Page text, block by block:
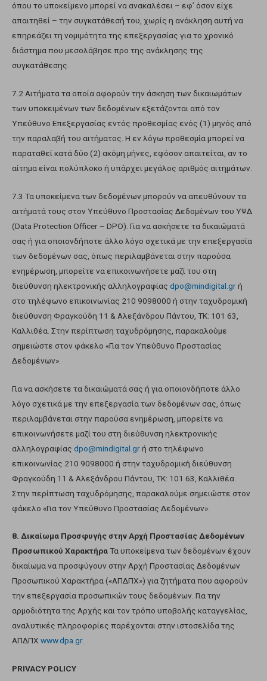
όπου το υποκείμενο μπορεί να ανακαλέσει – εφ’ όσον είχε
απαιτηθεί – την συγκατάθεσή του, χωρίς η ανάκληση αυτή να
επηρεάζει τη νομιμότητα της επεξεργασίας για το χρονικό
διάστημα που μεσολάβησε προ της ανάκλησης της
συγκατάθεσης.
7.2 Αιτήματα τα οποία αφορούν την άσκηση των δικαιωμάτων
των υποκειμένων των δεδομένων εξετάζονται από τον
Υπεύθυνο Επεξεργασίας εντός προθεσμίας ενός (1) μηνός από
την παραλαβή του αιτήματος. Η εν λόγω προθεσμία μπορεί να
παραταθεί κατά δύο (2) ακόμη μήνες, εφόσον απαιτείται, αν το
αίτημα είναι πολύπλοκο ή υπάρχει μεγάλος αριθμός αιτημάτων.
7.3 Τα υποκείμενα των δεδομένων μπορούν να απευθύνουν τα
αιτήματά τους στον Υπεύθυνο Προστασίας Δεδομένων του ΥΨΔ
(Data Protection Officer – DPO). Για να ασκήσετε τα δικαιώματά
σας ή για οποιονδήποτε άλλο λόγο σχετικά με την επεξεργασία
των δεδομένων σας, όπως περιλαμβάνεται στην παρούσα
ενημέρωση, μπορείτε να επικοινωνήσετε μαζί του στη
διεύθυνση ηλεκτρονικής αλληλογραφίας dpo@mindigital.grή
στο τηλέφωνο επικοινωνίας 210 9098000 ή στην ταχυδρομική
διεύθυνση Φραγκούδη 11 & Αλεξάνδρου Πάντου, ΤΚ: 101 63,
Καλλιθέα. Στην περίπτωση ταχυδρόμησης, παρακαλούμε
σημειώστε στον φάκελο «Για τον Υπεύθυνο Προστασίας
Δεδομένων».
Για να ασκήσετε τα δικαιώματά σας ή για οποιονδήποτε άλλο
λόγο σχετικά με την επεξεργασία των δεδομένων σας, όπως
περιλαμβάνεται στην παρούσα ενημέρωση, μπορείτε να
επικοινωνήσετε μαζί του στη διεύθυνση ηλεκτρονικής
αλληλογραφίας dpo@mindigital.grή στο τηλέφωνο
επικοινωνίας 210 9098000 ή στην ταχυδρομική διεύθυνση
Φραγκούδη 11 & Αλεξάνδρου Πάντου, ΤΚ: 101 63, Καλλιθέα.
Στην περίπτωση ταχυδρόμησης, παρακαλούμε σημειώστε στον
φάκελο «Για τον Υπεύθυνο Προστασίας Δεδομένων».
8. Δικαίωμα Προσφυγής στην Αρχή Προστασίας Δεδομένων
Προσωπικού ΧαρακτήραΤα υποκείμενα των δεδομένων έχουν
δικαίωμα να προσφύγουν στην Αρχή Προστασίας Δεδομένων
Προσωπικού Χαρακτήρα («ΑΠΔΠΧ») για ζητήματα που αφορούν
την επεξεργασία προσωπικών τους δεδομένων. Για την
αρμοδιότητα της Αρχής και τον τρόπο υποβολής καταγγελίας,
αναλυτικές πληροφορίες παρέχονται στην ιστοσελίδα της
ΑΠΔΠΧ www.dpa.gr.
PRIVACY POLICY